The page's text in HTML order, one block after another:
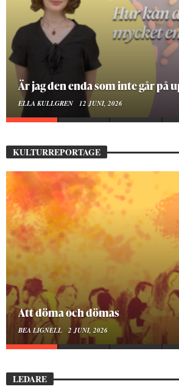
Är jag den enda som inte går på
ELLA KULLGREN 12 JUNI, 2026
KULTURREPORTAGE
Att döma och dömas
BEA LIGNELL 2 JUNI, 2026
LEDARE